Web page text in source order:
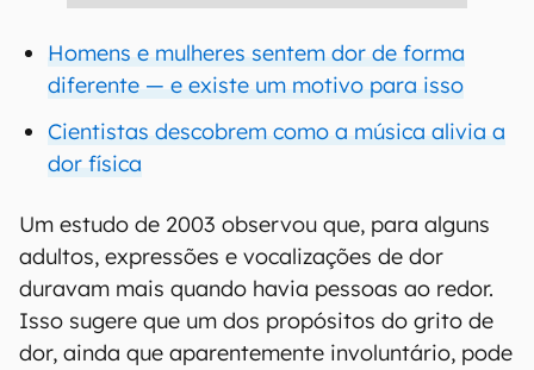
Homens e mulheres sentem dor de forma
diferente — e existe um motivo para isso
Cientistas descobrem como a música alivia a
dor física
Um estudo de 2003 observou que, para alguns
adultos, expressões e vocalizações de dor
duravam mais quando havia pessoas ao redor.
Isso sugere que um dos propósitos do grito de
dor, ainda que aparentemente involuntário, pode